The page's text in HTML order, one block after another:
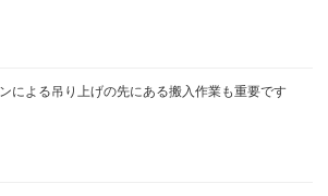
による吊り上げの先にある搬入作業も重要です